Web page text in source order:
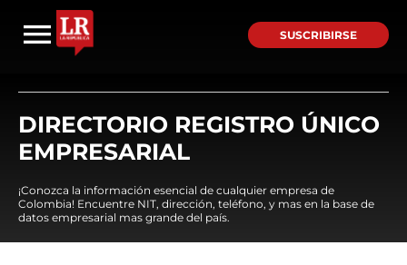
SUSCRIBIRSE
DIRECTORIO REGISTRO ÚNICO
EMPRESARIAL
¡Conozca la información esencial de cualquier empresa de
Colombia! Encuentre NIT, dirección, teléfono, y mas en la base de
datos empresarial mas grande del país.